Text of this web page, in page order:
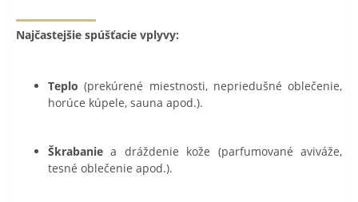
Najčastejšie spúšťacie vplyvy:
Teplo (prekúrené miestnosti, nepriedušné oblečenie,
horúce kúpele, sauna apod.).
Škrabanie a dráždenie kože (parfumované aviváže,
tesné oblečenie apod.).